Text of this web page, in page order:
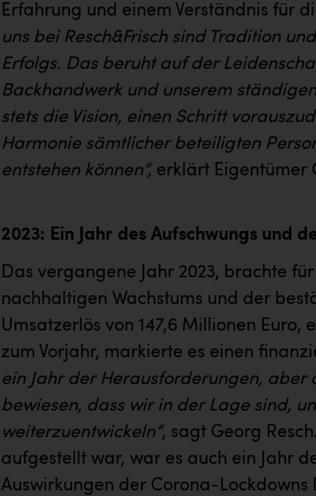
Erfahrung und einem Verständnis für
uns bei Resch&Frisch sind Tradition
Erfolgs. Das beruht auf der
Backhandwerk und unserem
stets die Vision, einen Schritt
Harmonie sämtlicher beteiligten
entstehen können“, erklärt Eigentümer
2023: Ein Jahr des Aufschwungs und
Das vergangene Jahr 2023, brachte
nachhaltigen Wachstums und der
Umsatzerlös von 147,6 Millionen Euro,
zum Vorjahr, markierte es einen
ein Jahr der Herausforderungen, aber
bewiesen, dass wir in der Lage sind,
weiterzuentwickeln“, sagt Georg
aufgestellt war, war es auch ein Jahr
Auswirkungen der Corona-